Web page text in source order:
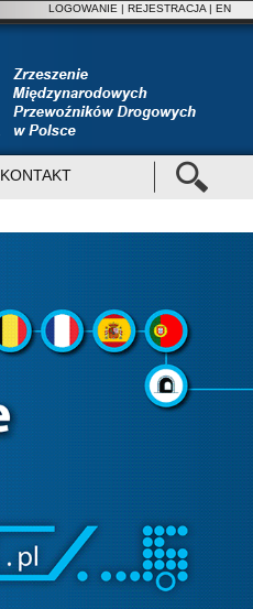
LOGOWANIE | REJESTRACJA | EN
KONTAKT